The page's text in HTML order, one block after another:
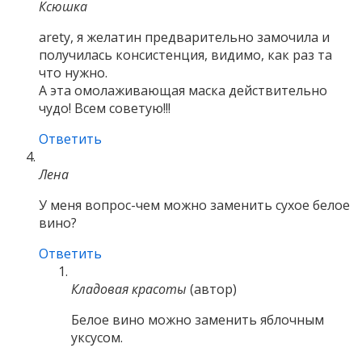
Ксюшка
arety, я желатин предварительно замочила и
получилась консистенция, видимо, как раз та
что нужно.
А эта омолаживающая маска действительно
чудо! Всем советую!!!
Ответить
Лена
У меня вопрос-чем можно заменить сухое белое
вино?
Ответить
Кладовая красоты (автор)
Белое вино можно заменить яблочным
уксусом.